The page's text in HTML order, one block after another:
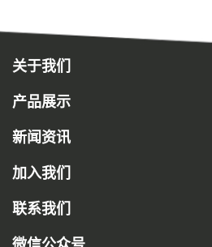
关于我们
产品展示
新闻资讯
加入我们
联系我们